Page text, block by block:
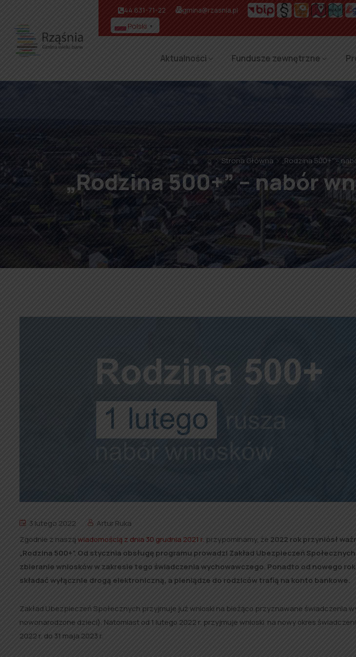
44 631-71-22 gmina@rzasnia.pl
Polski ▼
Aktualności Fundusze zewnętrzne
⌂ Strona Główna „Rodzina 500+” –
„Rodzina 500+” – nabór
3 lutego 2022
Artur Ruka
Zgodnie z nasząwiadomością z dnia 30 grudnia 2021 r. przypominamy, że 2022 rok przyniósł
„Rodzina 500+”. Od stycznia obsługę programu prowadzi Zakład Ubezpieczeń
zbieranie wniosków w zakresie tego świadczenia wychowawczego. Ponadto od nowego
składać wyłącznie drogą elektroniczną, a pieniądze do rodziców trafią na konto bankowe.
Zakład Ubezpieczeń Społecznych przyjmuje już wnioski na bieżąco przyznawane świadczenia
nowonarodzone dzieci). Natomiast od 1 lutego 2022 r. przyjmuje wnioski na nowy okres
2022 r. do 31 maja 2023 r.